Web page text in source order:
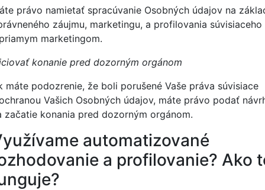
právo namietať spracúvanie Osobných údajov na
záujmu, marketingu, a profilovania súvisiaceho
marketingom.
konanie pred dozorným orgánom
máte podozrenie, že boli porušené Vaše práva súvisiace
Vašich Osobných údajov, máte právo podať
začatie konania pred dozorným orgánom.
automatizované
a profilovanie? Ako